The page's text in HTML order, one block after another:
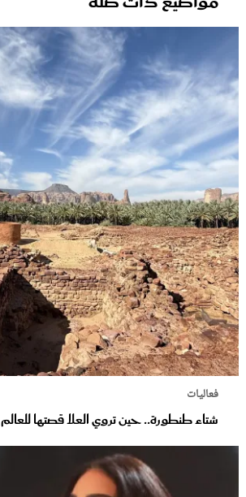
فعاليات
شتاء طنطورة.. حين تروي العلا قصتها للعالم